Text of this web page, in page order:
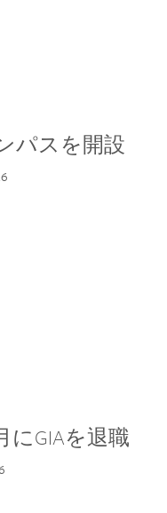
パスを開設
にGIAを退職